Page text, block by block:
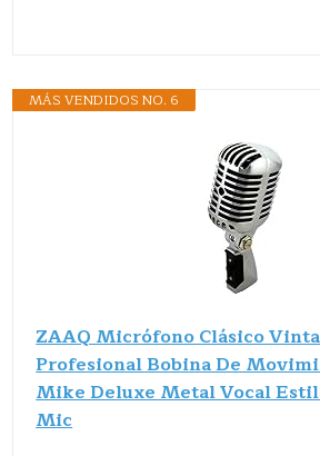
MÁS VENDIDOS NO. 6
ZAAQ Micrófono Clásico
Profesional Bobina De
Mike Deluxe Metal Vocal
Mic